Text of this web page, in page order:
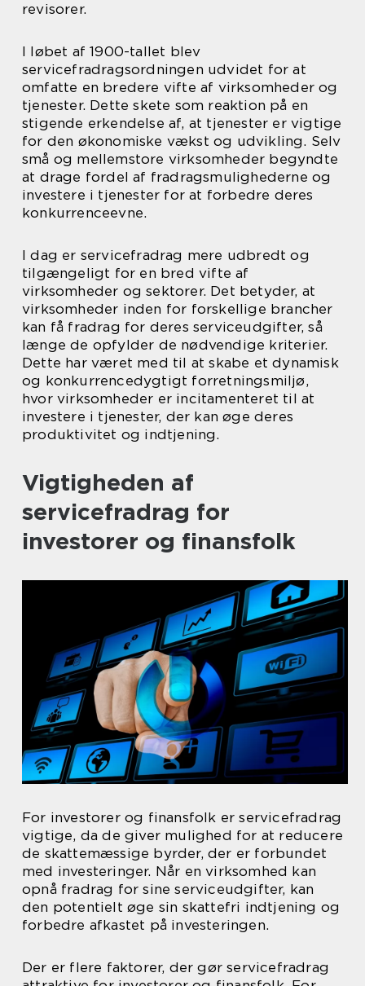
revisorer.
I løbet af 1900-tallet blev
servicefradragsordningen udvidet for at
omfatte en bredere vifte af virksomheder og
tjenester. Dette skete som reaktion på en
stigende erkendelse af, at tjenester er vigtige
for den økonomiske vækst og udvikling. Selv
små og mellemstore virksomheder begyndte
at drage fordel af fradragsmulighederne og
investere i tjenester for at forbedre deres
konkurrenceevne.
I dag er servicefradrag mere udbredt og
tilgængeligt for en bred vifte af
virksomheder og sektorer. Det betyder, at
virksomheder inden for forskellige brancher
kan få fradrag for deres serviceudgifter, så
længe de opfylder de nødvendige kriterier.
Dette har været med til at skabe et dynamisk
og konkurrencedygtigt forretningsmiljø,
hvor virksomheder er incitamenteret til at
investere i tjenester, der kan øge deres
produktivitet og indtjening.
Vigtigheden af
servicefradrag for
investorer og finansfolk
For investorer og finansfolk er servicefradrag
vigtige, da de giver mulighed for at reducere
de skattemæssige byrder, der er forbundet
med investeringer. Når en virksomhed kan
opnå fradrag for sine serviceudgifter, kan
den potentielt øge sin skattefri indtjening og
forbedre afkastet på investeringen.
Der er flere faktorer, der gør servicefradrag